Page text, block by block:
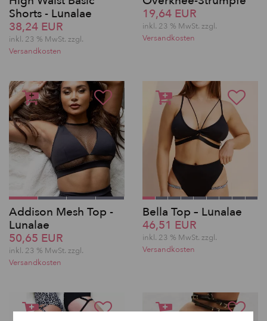
Shorts - Lunalae
38,24 EUR
inkl. 23 % MwSt. zzgl.
Versandkosten
19,64 EUR
inkl. 23 % MwSt. zzgl.
Versandkosten
Addison Mesh Top -
Lunalae
50,65 EUR
inkl. 23 % MwSt. zzgl.
Versandkosten
Bella Top – Lunalae
46,51 EUR
inkl. 23 % MwSt. zzgl.
Versandkosten